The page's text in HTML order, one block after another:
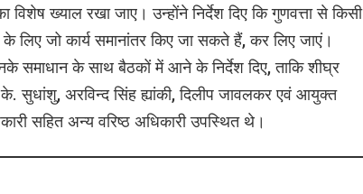
विशेष ख्याल रखा जाए। उन्होंने निर्देश दिए कि गुणवत्ता से किसी
लिए जो कार्य समानांतर किए जा सकते हैं, कर लिए जाएं।
समाधान के साथ बैठकों में आने के निर्देश दिए, ताकि शीघ्र
अरविन्द सिंह ह्यांकी, दिलीप जावलकर एवं आयुक्त
सहित अन्य वरिष्ठ अधिकारी उपस्थित थे।